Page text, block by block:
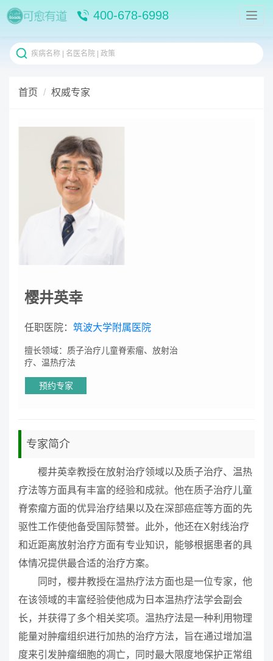
400-678-6998
首页 权威专家
樱井英幸
任职医院： 筑波大学附属医院
擅长领域：质子治疗儿童脊索瘤、放射治
疗、温热疗法
预约专家
专家简介
樱井英幸教授在放射治疗领域以及质子治疗、温热
疗法等方面具有丰富的经验和成就。他在质子治疗儿童
脊索瘤方面的优异治疗结果以及在深部癌症等方面的先
驱性工作使他备受国际赞誉。此外，他还在X射线治疗
和近距离放射治疗方面有专业知识，能够根据患者的具
体情况提供最合适的治疗方案。
同时，樱井教授在温热疗法方面也是一位专家，他
在该领域的丰富经验使他成为日本温热疗法学会副会
长，并获得了多个相关奖项。温热疗法是一种利用物理
能量对肿瘤组织进行加热的治疗方法，旨在通过增加温
度来引发肿瘤细胞的凋亡，同时最大限度地保护正常组